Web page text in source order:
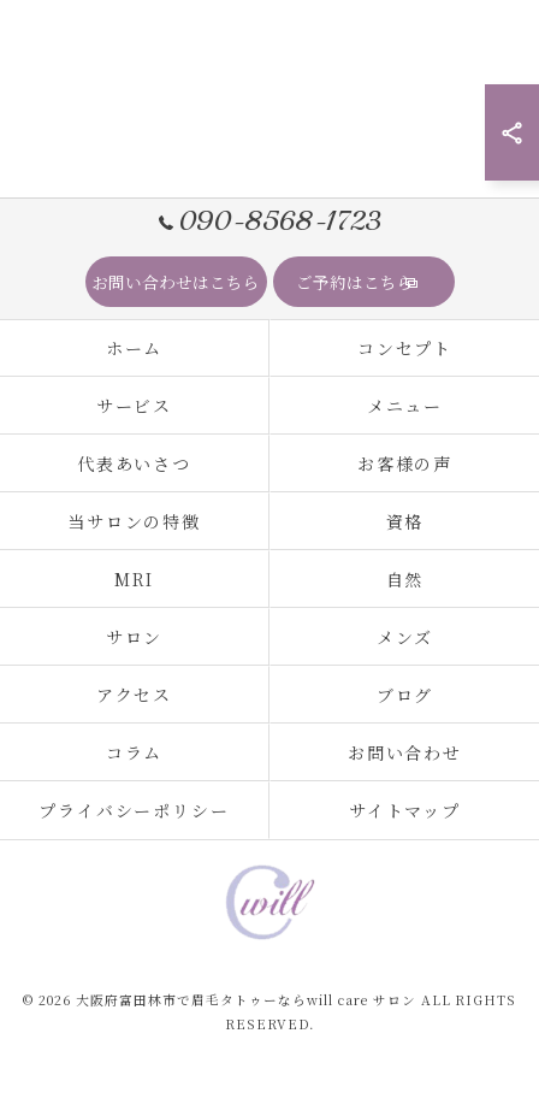
090-8568-1723
お問い合わせはこちら ご予約はこちら
ホーム コンセプト
サービス メニュー
代表あいさつ お客様の声
当サロンの特徴 資格
MRI 自然
サロン メンズ
アクセス ブログ
コラム お問い合わせ
プライバシーポリシー サイトマップ
© 2026 大阪府富田林市で眉毛タトゥーならwill care サロン ALL RIGHTS
RESERVED.